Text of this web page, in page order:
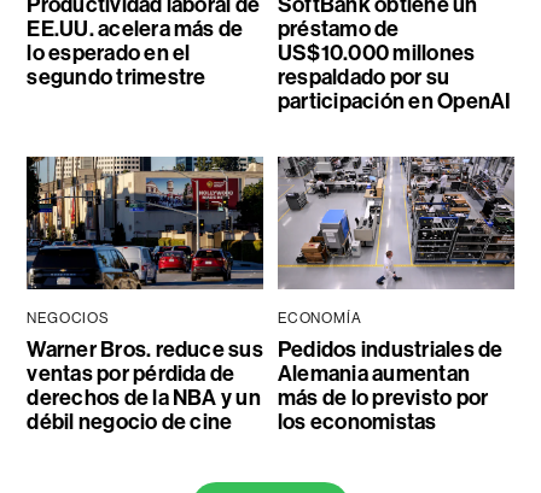
EE.UU. acelera más de
lo esperado en el
segundo trimestre
préstamo de
US$10.000 millones
respaldado por su
participación en OpenAI
NEGOCIOS
Warner Bros. reduce sus
ventas por pérdida de
derechos de la NBA y un
débil negocio de cine
ECONOMÍA
Pedidos industriales de
Alemania aumentan
más de lo previsto por
los economistas